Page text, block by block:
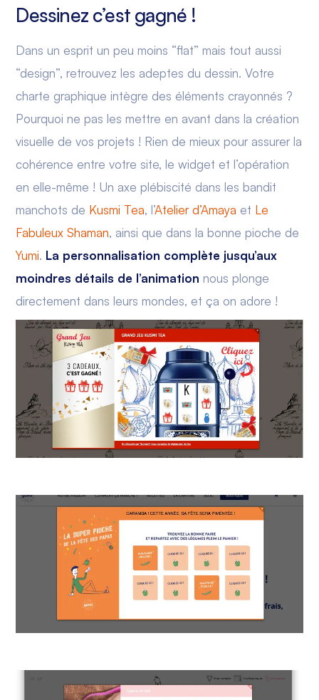
Dessinez c’est gagné !
Dans un esprit un peu moins “flat” mais tout aussi
“design”, retrouvez les adeptes du dessin. Votre
charte graphique intègre des éléments crayonnés ?
Pourquoi ne pas les mettre en avant dans la création
visuelle de vos projets ! Rien de mieux pour assurer la
cohérence entre votre site, le widget et l’opération
en elle-même ! Un axe plébiscité dans les bandit
manchots de Kusmi Tea, l’Atelier d’Amaya et Le
Fabuleux Shaman, ainsi que dans la bonne pioche de
Yumi. La personnalisation complète jusqu’aux
moindres détails de l’animation nous plonge
directement dans leurs mondes, et ça on adore !